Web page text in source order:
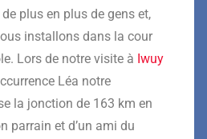
plus en plus de gens et,
installons dans la cour
Lors de notre visite à Iwuy
Léa notre
la jonction de 163 km en
parrain et d’un ami du